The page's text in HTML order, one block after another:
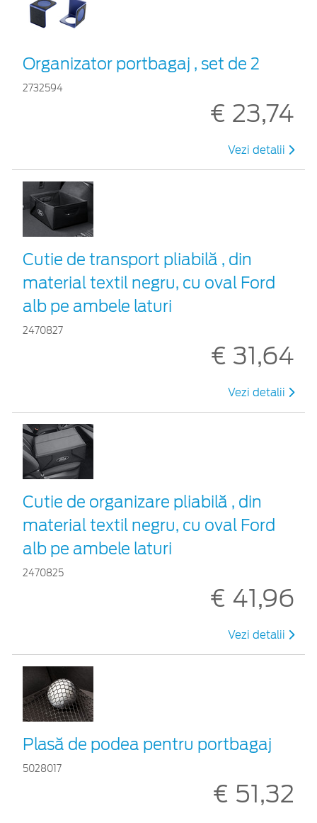
Organizator portbagaj , set de 2
2732594
€ 23,74
Vezi detalii
Cutie de transport pliabilă , din
material textil negru, cu oval Ford
alb pe ambele laturi
2470827
€ 31,64
Vezi detalii
Cutie de organizare pliabilă , din
material textil negru, cu oval Ford
alb pe ambele laturi
2470825
€ 41,96
Vezi detalii
Plasă de podea pentru portbagaj
5028017
€ 51,32